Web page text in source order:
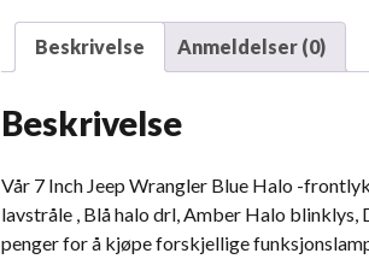
Beskrivelse Anmeldelser (0)
Beskrivelse
Vår 7 Inch Jeep Wrangler Blue Halo -
lavstråle , Blå halo drl, Amber Halo
penger for å kjøpe forskjellige